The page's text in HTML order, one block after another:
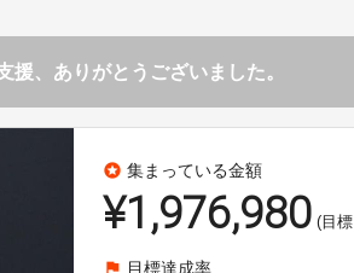
、ありがとうございました。
stars 集まっている金額
¥1,976,980 (目標
flag 目標達成率